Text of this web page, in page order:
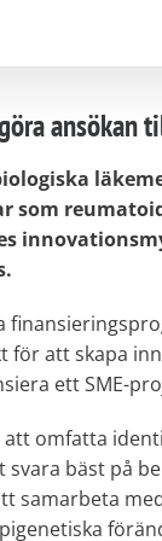
ansökan
som
för att skapa
ett SME-
omfatta
bäst på
samarbeta